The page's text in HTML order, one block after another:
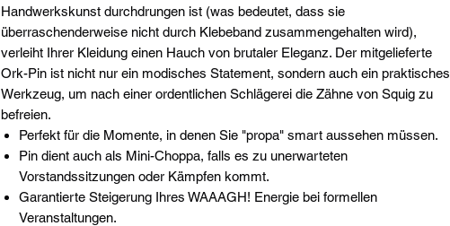
Handwerkskunst durchdrungen ist (was bedeutet, dass sie
überraschenderweise nicht durch Klebeband zusammengehalten wird),
verleiht Ihrer Kleidung einen Hauch von brutaler Eleganz. Der mitgelieferte
Ork-Pin ist nicht nur ein modisches Statement, sondern auch ein praktisches
Werkzeug, um nach einer ordentlichen Schlägerei die Zähne von Squig zu
befreien.
Perfekt für die Momente, in denen Sie "propa" smart aussehen müssen.
Pin dient auch als Mini-Choppa, falls es zu unerwarteten
Vorstandssitzungen oder Kämpfen kommt.
Garantierte Steigerung Ihres WAAAGH! Energie bei formellen
Veranstaltungen.